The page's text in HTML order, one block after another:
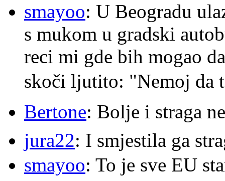
smayoo: U Beogradu
s mukom u gradski
reci mi gde bih mogao
skoči ljutito: "Nemoj da
Bertone: Bolje i straga
jura22: I smjestila ga
smayoo: To je sve EU